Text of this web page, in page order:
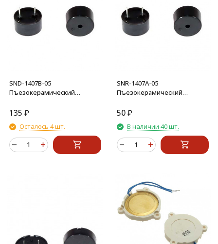
SND-1407B-05
Пъезокерамический
135 ₽
Осталось 4 шт.
SNR-1407A-05
Пъезокерамический
50₽
В наличии 40 шт.